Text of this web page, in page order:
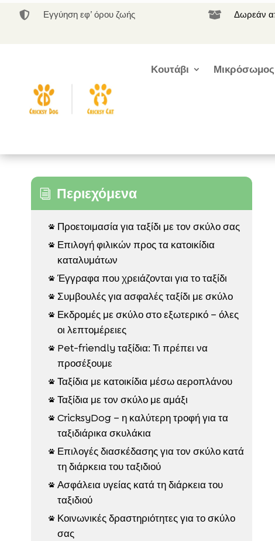
 Εγγύηση εφ’ όρου ζωής  Δωρεάν
Κουτάβι
i Περιεχόμενα
 Προετοιμασία για ταξίδι με τον σκύλο σας

Επιλογή φιλικών προς τα κατοικίδια
καταλυμάτων
 Έγγραφα που χρειάζονται για το ταξίδι
 Συμβουλές για ασφαλές ταξίδι με σκύλο

Εκδρομές με σκύλο στο εξωτερικό – όλες
οι λεπτομέρειες

Pet-friendly ταξίδια: Τι πρέπει να
προσέξουμε
 Ταξίδια με κατοικίδια μέσω αεροπλάνου
 Ταξίδια με τον σκύλο με αμάξι
 CricksyDog – η καλύτερη τροφή για τα
ταξιδιάρικα σκυλάκια

Επιλογές διασκέδασης για τον σκύλο κατά
τη διάρκεια του ταξιδιού
 Ασφάλεια υγείας κατά τη διάρκεια του
ταξιδιού

Κοινωνικές δραστηριότητες για το σκύλο
σας